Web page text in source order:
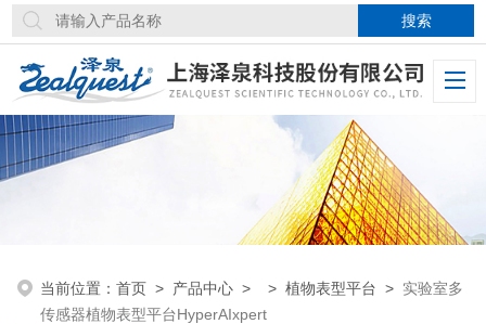
当前位置：首页 > 产品中心 > >植物表型平台 > 实验室多
传感器植物表型平台HyperAIxpert